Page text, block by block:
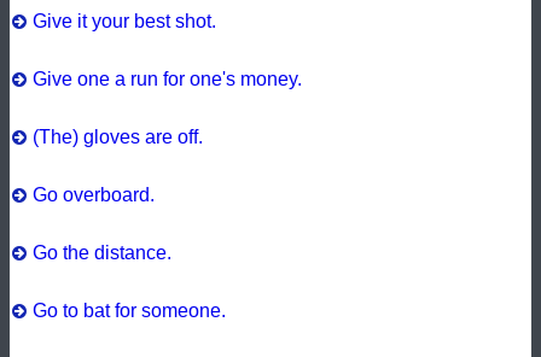
Give it your best shot.
Give one a run for one's money.
(The) gloves are off.
Go overboard.
Go the distance.
Go to bat for someone.